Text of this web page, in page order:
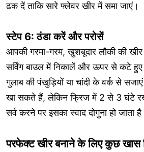
ढक दें ताकि सारे फ्लेवर खीर में समा जाएं।
स्टेप 6: ठंडा करें और परोसें
आपकी गरमा-गरम, खुशबूदार लौकी की
सर्विंग बाउल में निकालें और ऊपर से कटे हुए
गुलाब की पंखुड़ियों या चांदी के वर्क से
खा सकते हैं, लेकिन फ्रिज में 2 से 3 घंटे
सर्व करने पर इसका स्वाद दोगुना हो जाता
परफेक्ट खीर बनाने के लिए कुछ खास